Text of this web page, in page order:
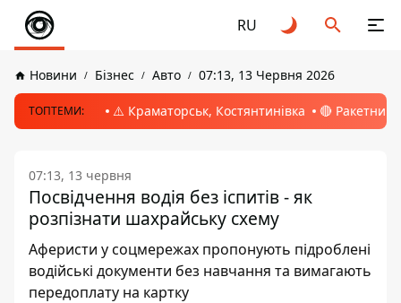
RU
Новини Бізнес Авто 07:13, 13 Червня 2026
ТОПТЕМИ: ⚠️ Краматорськ, Костянтинівка 🔴 Ракетний
07:13, 13 червня
Посвідчення водія без іспитів - як
розпізнати шахрайську схему
Аферисти у соцмережах пропонують підроблені
водійські документи без навчання та вимагають
передоплату на картку